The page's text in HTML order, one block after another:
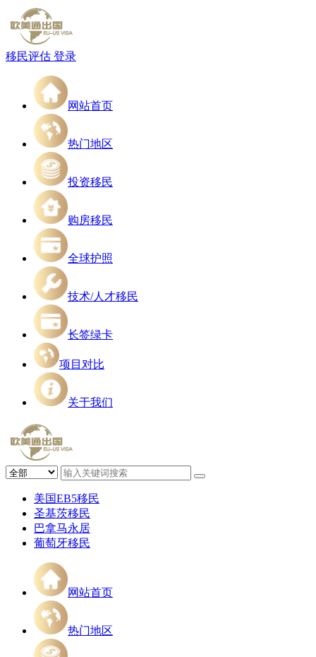
移民评估 登录
网站首页
热门地区
投资移民
购房移民
全球护照
技术/人才移民
长签绿卡
项目对比
关于我们
美国EB5移民
圣基茨移民
巴拿马永居
葡萄牙移民
网站首页
热门地区